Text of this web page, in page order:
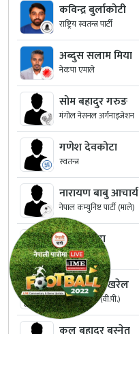
कविन्द्र बुर्लाकोटी
राष्ट्रिय स्वतन्त्र पार्टी
अब्दुस सलाम मिया
नेकपा एमाले
सोम बहादुर गरुङ
मंगोल नेसनल अर्गनाइजेशन
गणेश देवकोटा
स्वतन्त्र
नारायण बाबु आचार्य
नेपाल कम्युनिष्ट पार्टी (माले)
प्रकाश थापा
हाम्रो नेपाली पार्टी
टिका दत्त पोखरेल
नेपाली काँग्रेस (वी.पी.)
कुल बहादुर बस्नेत